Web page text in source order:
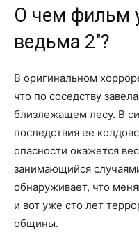
О чем фильм
ведьма 2"?
В оригинальном
что по соседству
близлежащем лесу. В
последствия ее
опасности окажется
занимающийся
обнаруживает, что
и вот уже сто лет
общины.